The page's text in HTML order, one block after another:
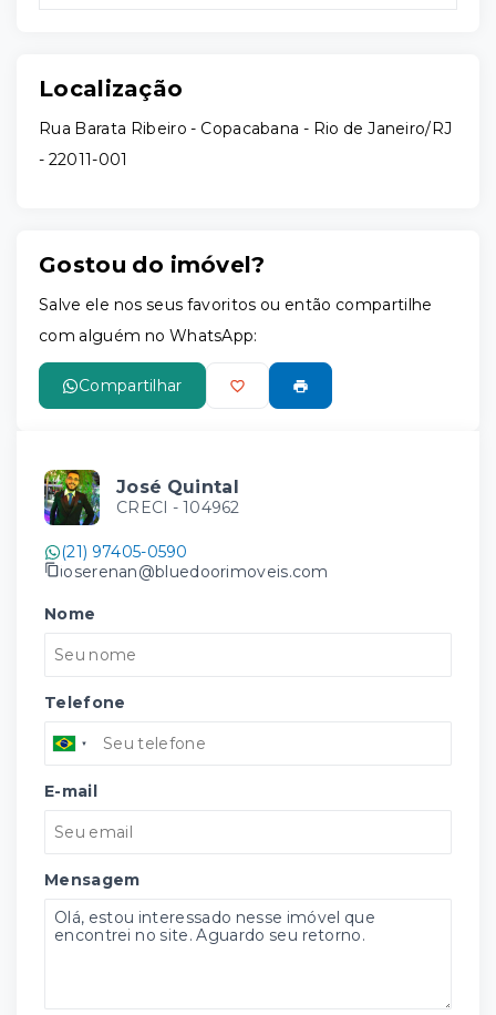
Localização
Rua Barata Ribeiro - Copacabana - Rio de Janeiro/RJ
- 22011-001
Gostou do imóvel?
Salve ele nos seus favoritos ou então compartilhe
com alguém no WhatsApp:
Compartilhar
José Quintal
CRECI - 104962
(21) 97405-0590
joserenan@bluedoorimoveis.com
Nome
Telefone
E-mail
Mensagem